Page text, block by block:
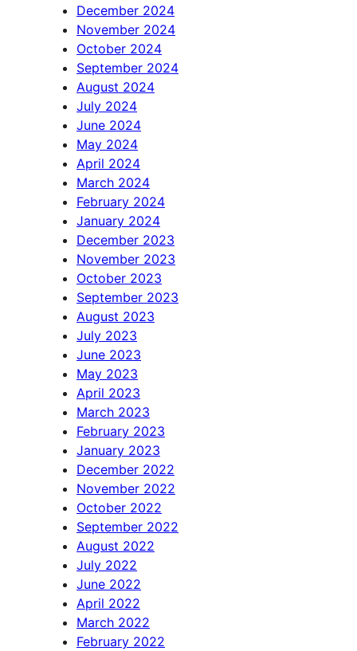
December 2024
November 2024
October 2024
September 2024
August 2024
July 2024
June 2024
May 2024
April 2024
March 2024
February 2024
January 2024
December 2023
November 2023
October 2023
September 2023
August 2023
July 2023
June 2023
May 2023
April 2023
March 2023
February 2023
January 2023
December 2022
November 2022
October 2022
September 2022
August 2022
July 2022
June 2022
April 2022
March 2022
February 2022